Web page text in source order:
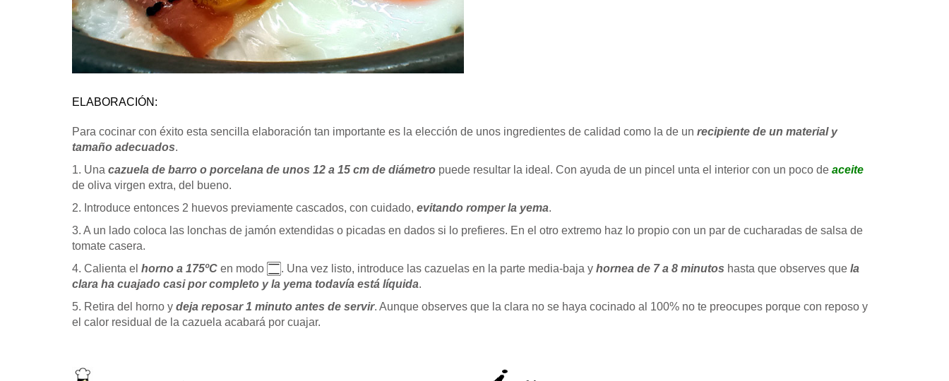
ELABORACIÓN:
Para cocinar con éxito esta sencilla elaboración tan importante es la elección de unos ingredientes de calidad como la de un recipiente de un material y
tamaño adecuados.
1. Una cazuela de barro o porcelana de unos 12 a 15 cm de diámetro puede resultar la ideal. Con ayuda de un pincel unta el interior con un poco de aceite
de oliva virgen extra, del bueno.
2. Introduce entonces 2 huevos previamente cascados, con cuidado, evitando romper la yema.
3. A un lado coloca las lonchas de jamón extendidas o picadas en dados si lo prefieres. En el otro extremo haz lo propio con un par de cucharadas de salsa de
tomate casera.
4. Calienta el horno a 175ºC en modo . Una vez listo, introduce las cazuelas en la parte media-baja y hornea de 7 a 8 minutos hasta que observes que la
clara ha cuajado casi por completo y la yema todavía está líquida.
5. Retira del horno y deja reposar 1 minuto antes de servir. Aunque observes que la clara no se haya cocinado al 100% no te preocupes porque con reposo y
el calor residual de la cazuela acabará por cuajar.